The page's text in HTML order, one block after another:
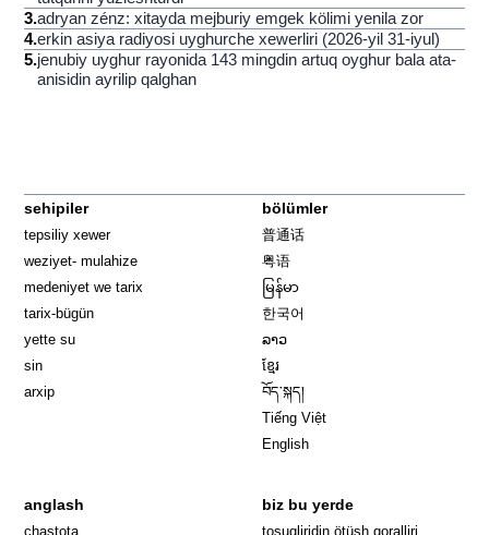
3.adryan zénz: xitayda mejburiy emgek kölimi yenila zor
4.erkin asiya radiyosi uyghurche xewerliri (2026-yil 31-iyul)
5.jenubiy uyghur rayonida 143 mingdin artuq oyghur bala ata-
anisidin ayrilip qalghan
sehipiler
tepsiliy xewer
weziyet- mulahize
medeniyet we tarix
tarix-bügün
yette su
sin
arxip
bölümler
普通话
粤语
မြန်မာ
한국어
ລາວ
ខ្មែរ
བོད་སྐད།
Tiếng Việt
English
anglash
chastota
biz bu yerde
tosuqliridin ötüsh qoralliri